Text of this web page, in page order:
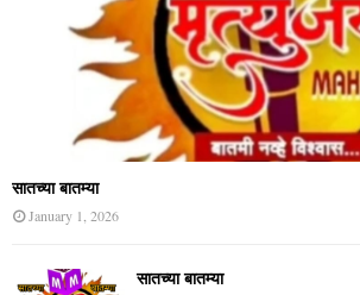
सातच्या बातम्या
January 1, 2026
सातच्या बातम्या